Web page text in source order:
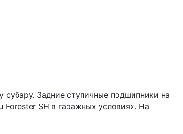
субару. Задние ступичные подшипники на
Forester SH в гаражных условиях. На